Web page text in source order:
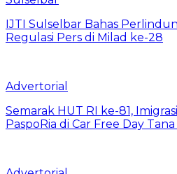
IJTI Sulselbar Bahas
Regulasi Pers di Milad ke-28
Advertorial
Semarak HUT RI ke-81,
PaspoRia di Car Free Day Tana